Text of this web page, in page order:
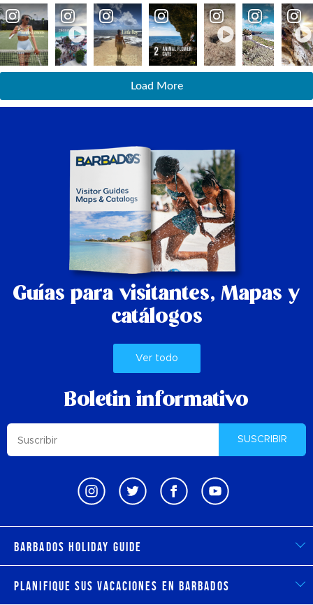
Load More
Guías para visitantes, Mapas y
catálogos
Ver todo
Boletin informativo
SUSCRIBIR
Barbados Holiday Guide
Planifique sus vacaciones en Barbados